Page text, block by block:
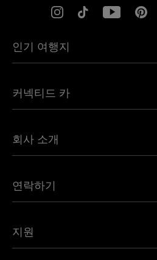
인기 여행지
유럽용 eSIM
캐나다용 eSIM
아프리카용 eSIM
모든 목적지 보기
커넥티드 카
Land Rover용 Ubigi
Jeep용 Ubigi
Mini용 Ubigi
Maserati용 Ubigi
회사 소개
언론에 소개된 Ubigi
Ubigi 앱
연락하기
제휴 프로그램
지원